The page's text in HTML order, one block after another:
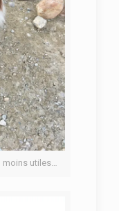
utiles…